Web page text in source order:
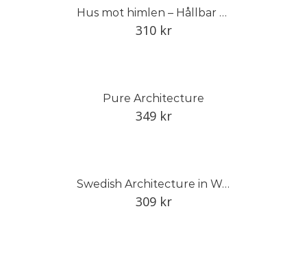
Hus mot himlen – Hållbar hybris?
310 kr
Pure Architecture
349 kr
Swedish Architecture in Wood
309 kr